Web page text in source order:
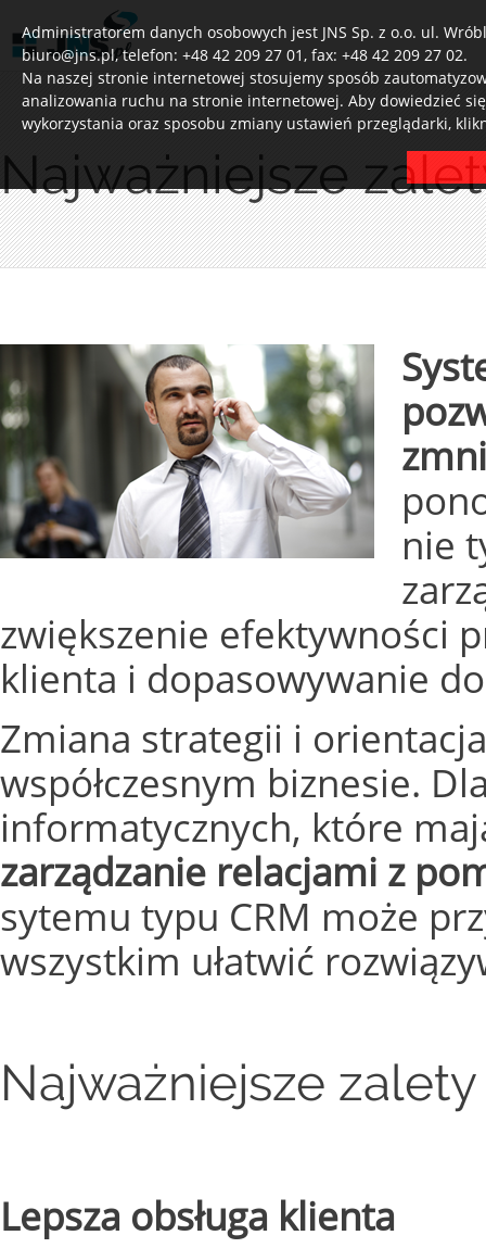
Administratorem danych osobowych jest JNS Sp. z o.o. ul.
biuro@jns.pl, telefon: +48 42 209 27 01, fax: +48 42 209 27 02.
Na naszej stronie internetowej stosujemy sposób
analizowania ruchu na stronie internetowej. Aby dowiedzieć
wykorzystania oraz sposobu zmiany ustawień przeglądarki,
Najważniejsze
nie
zwiększenie efektywności
klienta i dopasowywanie
Zmiana strategii i
współczesnym biznesie.
informatycznych, które
zarządzanie relacjami z
sytemu typu CRM może
wszystkim ułatwić
Najważniejsze
Lepsza obsługa klienta